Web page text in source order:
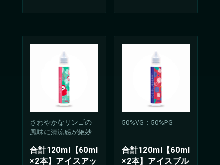
さわやかなリンゴの
風味に清涼感が絶妙
ド。
クールで爽やかな甘
合計120ml【60ml
×2本】アイスアッ
50%VG：50%PG
合計120ml【60ml
×2本】アイスブル